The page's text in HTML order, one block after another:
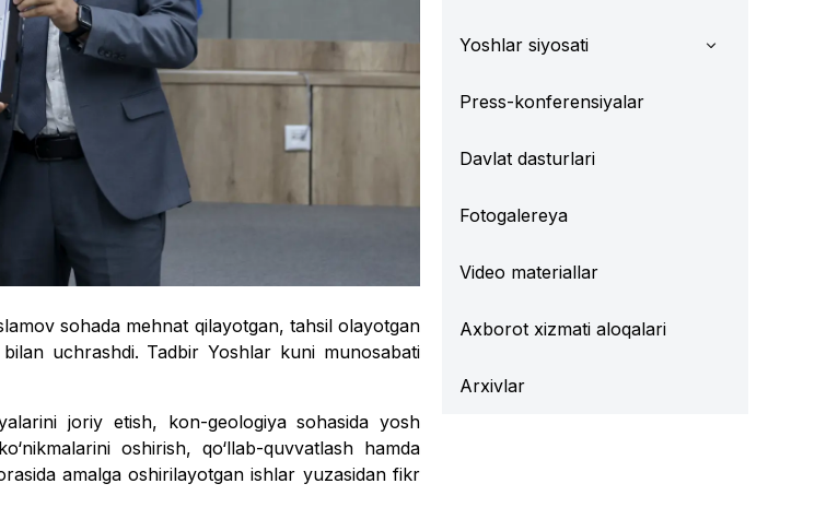
sohada mehnat qilayotgan, tahsil olayotgan
uchrashdi. Tadbir Yoshlar kuni munosabati
joriy etish, kon-geologiya sohasida yosh
oshirish, qo‘llab-quvvatlash hamda
amalga oshirilayotgan ishlar yuzasidan fikr
Yoshlar siyosati
Press-konferensiyalar
Davlat dasturlari
Fotogalereya
Video materiallar
Axborot xizmati aloqalari
Arxivlar